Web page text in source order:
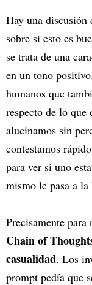
Hay una discusión
sobre si esto es
se trata de una
en un tono
humanos que
respecto de lo
alucinamos sin
contestamos
para ver si uno
mismo le pasa a
Precisamente
Chain of
casualidad. Los
prompt pedía que